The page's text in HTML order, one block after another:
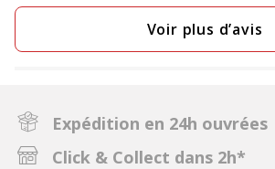
Voir plus d’avis
Expédition en 24h ouvrées
Click & Collect dans 2h*